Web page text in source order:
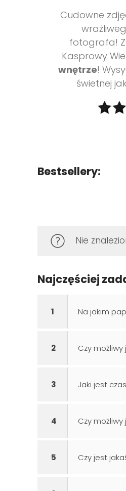
Cudowne
fotografa!
Kasprowy
wnętrze!
świetnej
Bestsellery:
Nie
Najczęściej
1 Na jakim
2 Czy możliwy
3 Jaki jest
4 Czy
5 Czy jest